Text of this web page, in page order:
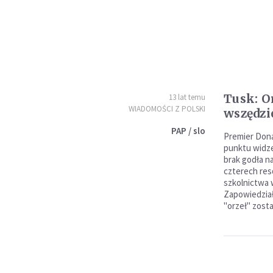
13 lat temu
WIADOMOŚCI Z POLSKI
PAP / slo
Tusk:
Premier
punktu
brak godła
czterech
szkolnictwa
"orzeł"